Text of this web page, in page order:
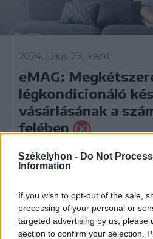
Székelyhon - Do Not
Information
If you wish to opt-out of the sale,
processing of your personal or
targeted advertising by us, please
section to confirm your selection.
2024. július 23., kedd
eMAG:
légkondicionáló
vásárlásának a
felében